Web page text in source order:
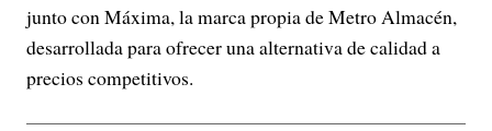
junto con Máxima, la marca propia de Metro Almacén,
desarrollada para ofrecer una alternativa de calidad a
precios competitivos.